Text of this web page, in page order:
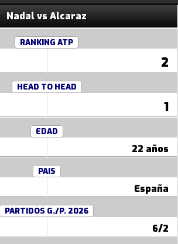
Nadal vs Alcaraz
RANKING ATP
2
HEAD TO HEAD
1
EDAD
22 años
PAIS
España
PARTIDOS G./P. 2026
6/2